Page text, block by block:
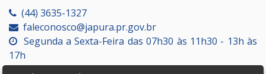
(44) 3635-1327
faleconosco@japura.pr.gov.br
Segunda a Sexta-Feira das 07h30 às 11h30 - 13h às
17h